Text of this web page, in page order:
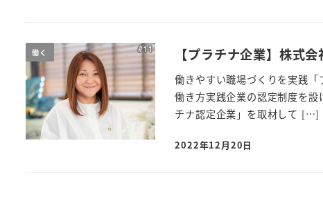
働く 【プラチナ企業】株式
働きやすい職場づくりを実践
働き方実践企業の認定制度を
チナ認定企業」を取材して […]
2022年12月20日